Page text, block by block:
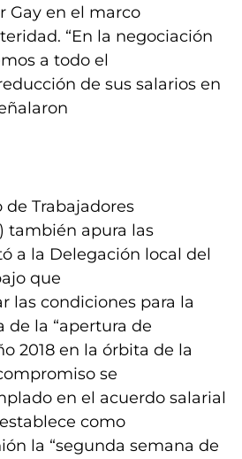
Gay en el marco
“En la negociación
a todo el
de sus salarios en
Trabajadores
también apura las
a la Delegación local del
que
las condiciones para la
de la “apertura de
2018 en la órbita de la
se
en el acuerdo salarial
como
la “segunda semana de